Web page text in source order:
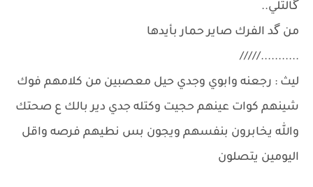
گالتلي..
من گد الفرك صاير حمار بأيدها
.........../////
ليث : رجعنه وابوي وجدي حيل معصبين من كلامهم فوك
شينهم كوات عينهم حجيت وكتله جدي دير بالك ع صحتك
والله يخابرون بنفسهم ويجون بس نطيهم فرصه واقل
اليومين يتصلون